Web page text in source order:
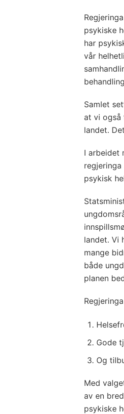
psykiske
har
vår
Samlet
at vi også
landet.
I arbeidet
psykisk
landet. Vi
mange
både
planen
Gode
Og
Med
av en
psykiske